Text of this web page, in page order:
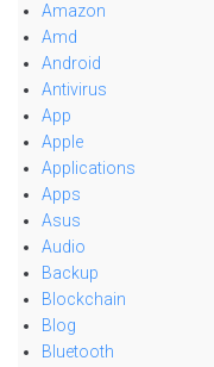
Amazon
Amd
Android
Antivirus
App
Apple
Applications
Apps
Asus
Audio
Backup
Blockchain
Blog
Bluetooth